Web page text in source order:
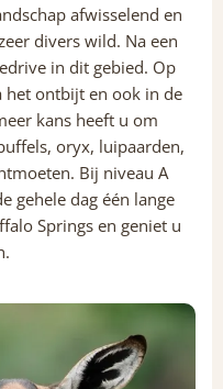
afwisselend en
divers wild. Na een
in dit gebied. Op
het ontbijt en ook in de
kans heeft u om
oryx, luipaarden,
Bij niveau A
gehele dag één lange
Springs en geniet u